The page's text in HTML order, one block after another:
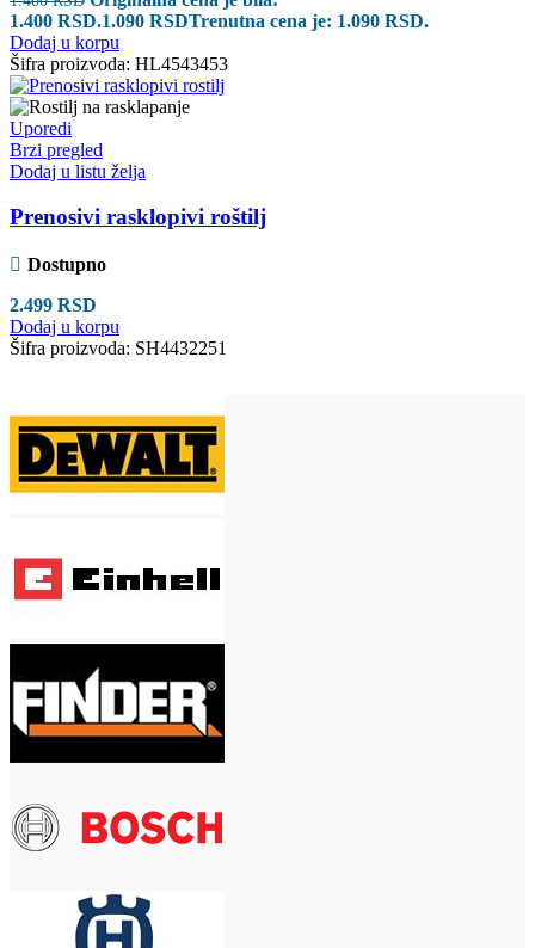
1.400 RSD.1.090 RSDTrenutna cena je: 1.090 RSD.
Dodaj u korpu
Šifra proizvoda: HL4543453
Uporedi
Brzi pregled
Dodaj u listu želja
Prenosivi rasklopivi roštilj
Dostupno
2.499 RSD
Dodaj u korpu
Šifra proizvoda: SH4432251